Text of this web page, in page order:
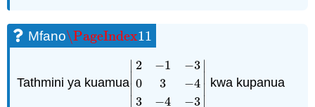
Mfano\PageIndex11
\PageIndex11
Tathmini ya kuamua
∣
∣
∣
∣
2
0
3
−1
3
−4
−3
−4
−3
∣
∣
∣
∣
| 2− −3 −43 −4−3 |
kwa kupanua